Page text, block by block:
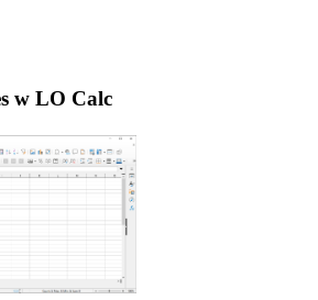
w LO Calc